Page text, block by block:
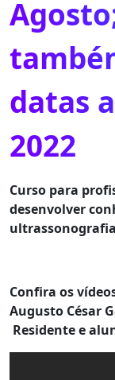
datas
2022
Curso para
desenvolver
Confira os
Augusto César
Residente e